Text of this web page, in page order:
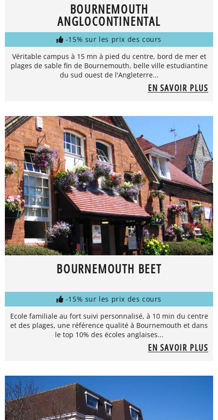
BOURNEMOUTH
ANGLOCONTINENTAL
-15% sur les prix des cours
Véritable campus à 15 mn à pied du centre, bord de mer et
plages de sable fin de Bournemouth, belle ville estudiantine
du sud ouest de l'Angleterre...
EN SAVOIR PLUS
BOURNEMOUTH BEET
-15% sur les prix des cours
Ecole familiale au fort suivi personnalisé, à 10 min du centre
et des plages, une référence qualité à Bournemouth et dans
le top 10% des écoles anglaises...
EN SAVOIR PLUS